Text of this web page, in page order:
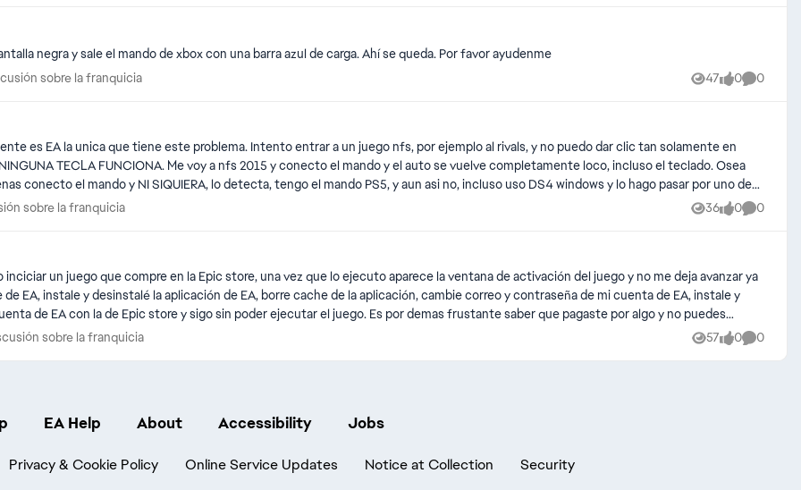
ni crédito; la intención es revivir la saga y ofrecer la experiencia que los fans llevan años esperando.
negra y sale el mando de xbox con una barra azul de carga. Ahí se queda. Por favor ayudenme
sobre la franquicia
sobre la franquicia 47
Views 0
likes 0
es EA la unica que tiene este problema. Intento entrar a un juego nfs, por ejemplo al rivals, y no puedo dar clic tan solamente en
TECLA FUNCIONA. Me voy a nfs 2015 y conecto el mando y el auto se vuelve completamente loco, incluso el teclado. Osea
conecto el mando y NI SIQUIERA, lo detecta, tengo el mando PS5, y aun asi no, incluso uso DS4 windows y lo hago pasar por uno de
sobre la franquicia
sobre la franquicia 36
Views 0
likes 0
un juego que compre en la Epic store, una vez que lo ejecuto aparece la ventana de activación del juego y no me deja avanzar ya
EA, instale y desinstalé la aplicación de EA, borre cache de la aplicación, cambie correo y contraseña de mi cuenta de EA, instale y
de EA con la de Epic store y sigo sin poder ejecutar el juego. Es por demas frustante saber que pagaste por algo y no puedes
que aparece y la cual no acepta mi cuenta de EA.
sobre la franquicia
sobre la franquicia 57
Views 0
likes 0
EA Help About Accessibility Jobs
Privacy & Cookie Policy Online Service Updates Notice at Collection Security